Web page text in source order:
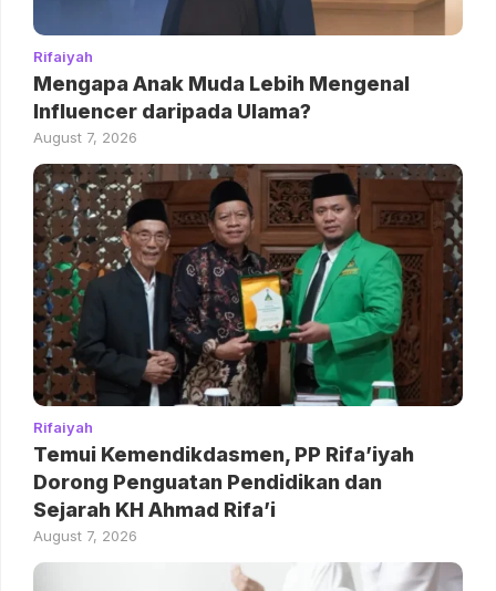
Rifaiyah
Mengapa Anak Muda Lebih Mengenal
Influencer daripada Ulama?
August 7, 2026
Rifaiyah
Temui Kemendikdasmen, PP Rifa’iyah
Dorong Penguatan Pendidikan dan
Sejarah KH Ahmad Rifa’i
August 7, 2026